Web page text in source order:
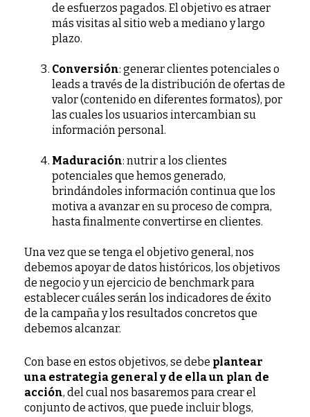
de esfuerzos pagados. El objetivo es atraer
más visitas al sitio web a mediano y largo
plazo.
Conversión: generar clientes potenciales o
leads a través de la distribución de ofertas de
valor (contenido en diferentes formatos), por
las cuales los usuarios intercambian su
información personal.
Maduración: nutrir a los clientes
potenciales que hemos generado,
brindándoles información continua que los
motiva a avanzar en su proceso de compra,
hasta finalmente convertirse en clientes.
Una vez que se tenga el objetivo general, nos
debemos apoyar de datos históricos, los objetivos
de negocio y un ejercicio de benchmark para
establecer cuáles serán los indicadores de éxito
de la campaña y los resultados concretos que
debemos alcanzar.
Con base en estos objetivos, se debe plantear
una estrategia general y de ella un plan de
acción, del cual nos basaremos para crear el
conjunto de activos, que puede incluir blogs,